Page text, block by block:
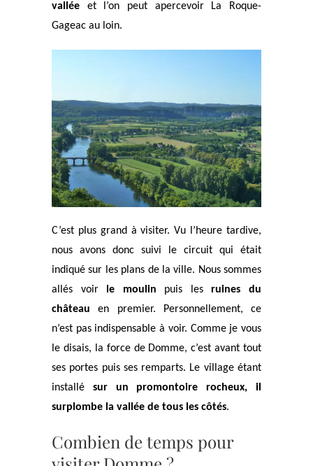
vallée et l’on peut apercevoir La Roque-
Gageac au loin.
C’est plus grand à visiter. Vu l’heure tardive,
nous avons donc suivi le circuit qui était
indiqué sur les plans de la ville. Nous sommes
allés voir le moulin puis lesruines du
château en premier. Personnellement, ce
n’est pas indispensable à voir. Comme je vous
le disais, la force de Domme, c’est avant tout
ses portes puis ses remparts. Le village étant
installé sur un promontoire rocheux, il
surplombe la vallée de tous les côtés.
Combien de temps pour